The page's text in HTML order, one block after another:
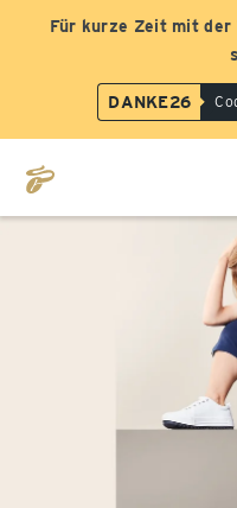
Für kurze Zeit mit der
DANKE26